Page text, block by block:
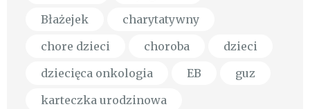
Błażejek
charytatywny
chore dzieci
choroba
dzieci
dziecięca onkologia
EB
guz
karteczka urodzinowa